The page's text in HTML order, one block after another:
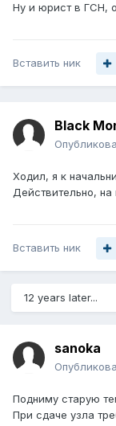
Ну и юрист в ГСН,
Вставить ник
Black
Ходил, я к
Действительно, на
Вставить ник
12 years later...
sanoka
Подниму старую
При сдаче узла